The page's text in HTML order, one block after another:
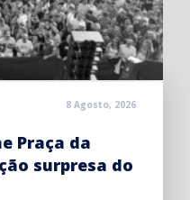
8 Agosto, 2026
Praça da
surpresa do